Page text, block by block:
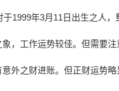
1999年3月11日出生之人，
，工作运势较佳。但需要注
外之财进账。但正财运势略